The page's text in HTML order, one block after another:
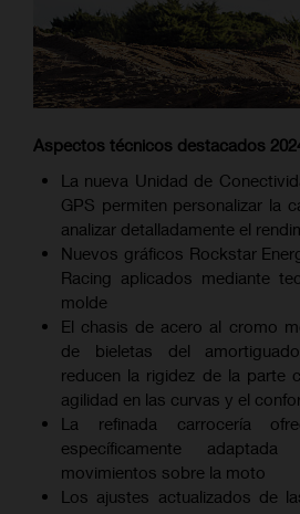
Aspectos técnicos destacados
La nueva Unidad de
GPS permiten personalizar la
analizar detalladamente el
Nuevos gráficos Rockstar
Racing aplicados mediante
molde
El chasis de acero al cromo
de bieletas del
reducen la rigidez de la parte
agilidad en las curvas y el
La refinada carrocería
específicamente
movimientos sobre la moto
Los ajustes actualizados de